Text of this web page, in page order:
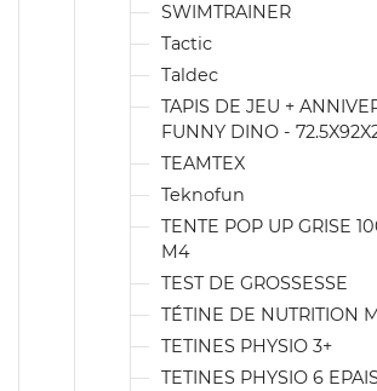
SWIMTRAINER
Tactic
Taldec
TAPIS DE JEU +
FUNNY DINO -
TEAMTEX
Teknofun
TENTE POP UP GRISE
M4
TEST DE GROSSESSE
TÉTINE DE NUTRITION
TETINES PHYSIO 3+
TETINES PHYSIO 6